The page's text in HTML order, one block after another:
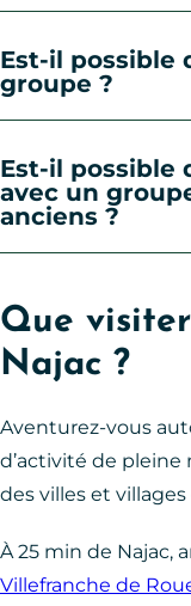
Est-il possible
groupe ?
Est-il possible
avec un
anciens ?
Que
Najac ?
Aventurez-vous
d’activité de pleine
des villes et
À 25 min de Najac,
Villefranche de